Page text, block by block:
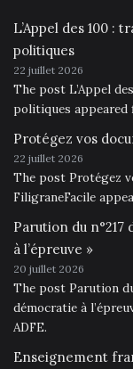
L’Appel des 100 :
politiques
22 juillet 2026
The post L’Appel
politiques appeared
Protégez vos
22 juillet 2026
The post Protégez
FiligraneFacile
Parution du
à l’épreuve »
20 juillet 2026
The post Parution
démocratie à
ADFE.
Enseignement